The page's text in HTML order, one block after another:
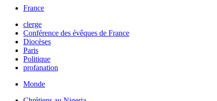
France
clerge
Conférence des évêques de France
Diocèses
Paris
Politique
profanation
Monde